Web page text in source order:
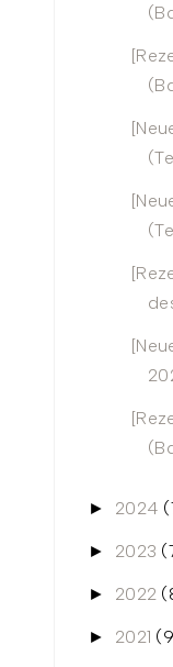
► 2024
► 2023
► 2022
► 2021